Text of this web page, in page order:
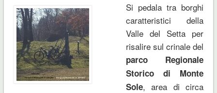
Si pedala tra borghi
caratteristici della
Valle del Setta per
risalire sul crinale del
parco Regionale
Storico
di Monte
Sole, area di circa